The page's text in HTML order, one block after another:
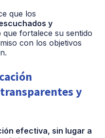
que los
y
que fortalece su sentido
con los objetivos
y
efectiva, sin lugar a